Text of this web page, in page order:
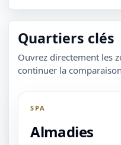
Quartiers clés
Ouvrez directement les
continuer la
SPA
Almadies